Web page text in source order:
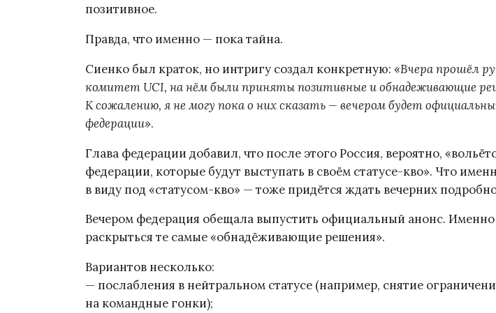
позитивное.
Правда, что именно — пока тайна.
Сиенко был краток, но интригу создал конкретную: «Вчера прошёл
комитет UCI, на нём были приняты позитивные и обнадеживающие
К сожалению, я не могу пока о них сказать — вечером будет
федерации».
Глава федерации добавил, что после этого Россия, вероятно,
федерации, которые будут выступать в своём статусе-кво». Что
в виду под «статусом-кво» — тоже придётся ждать вечерних
Вечером федерация обещала выпустить официальный анонс.
раскрыться те самые «обнадёживающие решения».
Вариантов несколько:
— послабления в нейтральном статусе (например, снятие
на командные гонки);